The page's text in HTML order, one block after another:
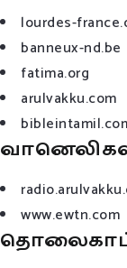
lourdes-
banneux-nd.be
fatima.org
arulvakku.com
www.ewtn.com